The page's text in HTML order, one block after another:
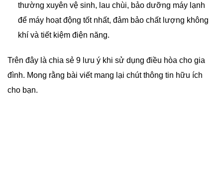
thường xuyên vệ sinh, lau chùi, bảo dưỡng máy lạnh
để máy hoạt động tốt nhất, đảm bảo chất lượng không
khí và tiết kiệm điện năng.
Trên đây là chia sẻ 9 lưu ý khi sử dụng điều hòa cho gia
đình. Mong rằng bài viết mang lại chút thông tin hữu ích
cho bạn.